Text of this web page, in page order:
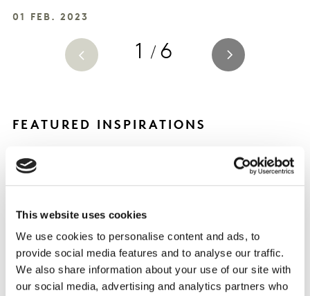
This website uses cookies
We use cookies to personalise content and ads, to
provide social media features and to analyse our traffic.
We also share information about your use of our site with
our social media, advertising and analytics partners who
01 FEB. 2023
1 6
FEATURED INSPIRATIONS